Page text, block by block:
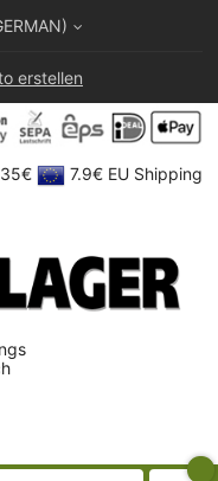
erstellen
7.9€ EU Shipping